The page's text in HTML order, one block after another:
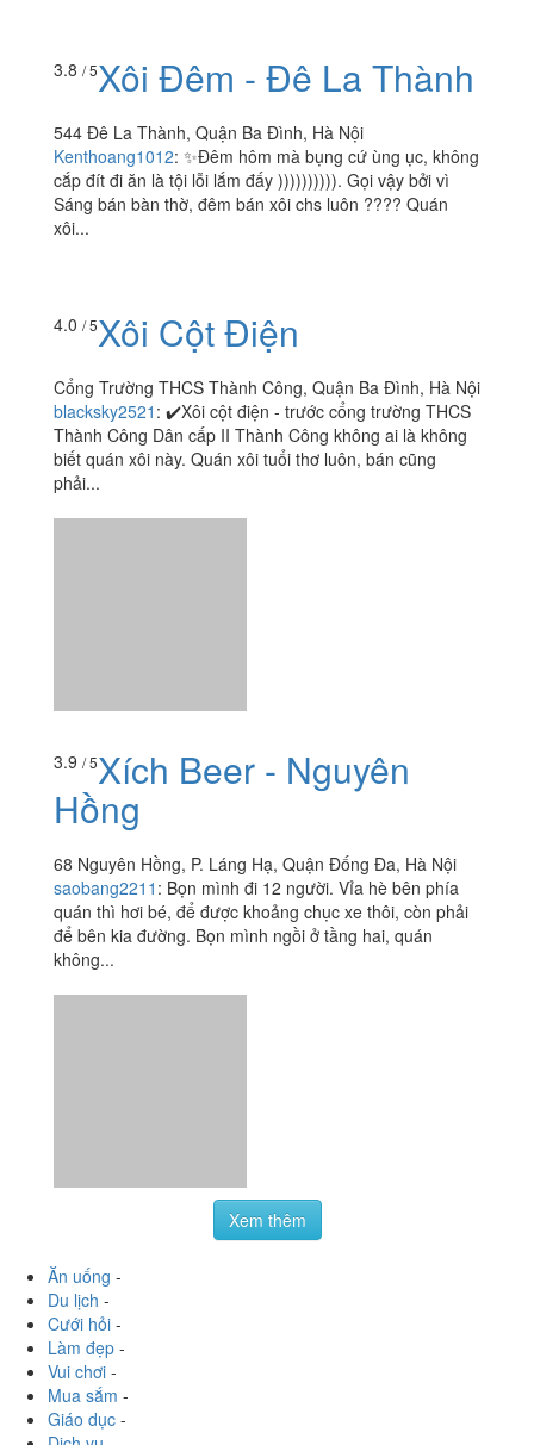
3.8 / 5Xôi Đêm - Đê La Thành
544 Đê La Thành, Quận Ba Đình, Hà Nội
Kenthoang1012: ✨Đêm hôm mà bụng cứ ùng ục, không
cắp đít đi ăn là tội lỗi lắm đấy )))))))))). Gọi vậy bởi vì
Sáng bán bàn thờ, đêm bán xôi chs luôn ???? Quán
xôi...
4.0 / 5Xôi Cột Điện
Cổng Trường THCS Thành Công, Quận Ba Đình, Hà Nội
blacksky2521 : ✔️Xôi cột điện - trước cổng trường THCS
Thành Công Dân cấp II Thành Công không ai là không
biết quán xôi này. Quán xôi tuổi thơ luôn, bán cũng
phải...
3.9 / 5Xích Beer - Nguyên
Hồng
68 Nguyên Hồng, P. Láng Hạ, Quận Đống Đa, Hà Nội
saobang2211 : Bọn mình đi 12 người. Vỉa hè bên phía
quán thì hơi bé, để được khoảng chục xe thôi, còn phải
để bên kia đường. Bọn mình ngồi ở tầng hai, quán
không...
Xem thêm
Ăn uống -
Du lịch -
Cưới hỏi -
Làm đẹp -
Vui chơi -
Mua sắm -
Giáo dục -